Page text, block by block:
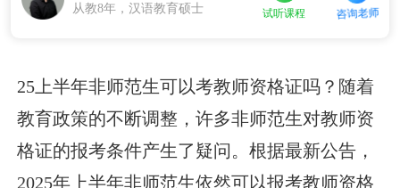
从教8年，汉语教育硕士 试听课程 咨询老师
25上半年非师范生可以考教师资格证吗？随着
教育政策的不断调整，许多非师范生对教师资
格证的报考条件产生了疑问。根据最新公告，
2025年上半年非师范生依然可以报考教师资格